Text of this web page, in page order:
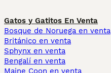
Gatos y Gatitos En Venta
Bosque de Noruega en venta
Británico en venta
Sphynx en venta
Bengalí en venta